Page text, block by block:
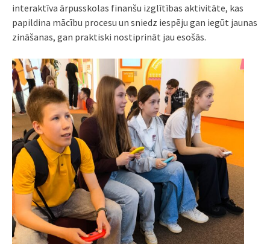
interaktīva ārpusskolas finanšu izglītības aktivitāte, kas
papildina mācību procesu un sniedz iespēju gan iegūt jaunas
zināšanas, gan praktiski nostiprināt jau esošās.